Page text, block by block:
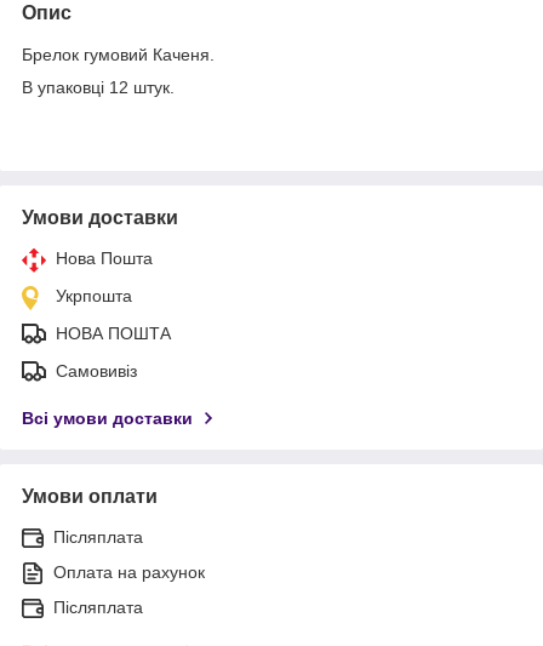
Опис
Брелок гумовий Каченя.
В упаковці 12 штук.
Умови доставки
Нова Пошта
Укрпошта
НОВА ПОШТА
Самовивіз
Всі умови доставки
Умови оплати
Післяплата
Оплата на рахунок
Післяплата